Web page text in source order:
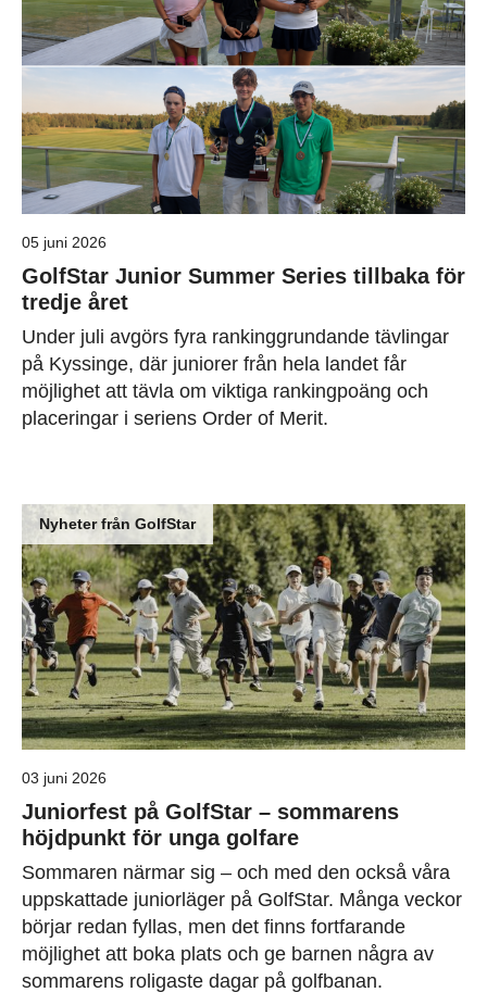
05 juni 2026
GolfStar Junior Summer Series tillbaka för
tredje året
Under juli avgörs fyra rankinggrundande tävlingar
på Kyssinge, där juniorer från hela landet får
möjlighet att tävla om viktiga rankingpoäng och
placeringar i seriens Order of Merit.
Nyheter från GolfStar
03 juni 2026
Juniorfest på GolfStar – sommarens
höjdpunkt för unga golfare
Sommaren närmar sig – och med den också våra
uppskattade juniorläger på GolfStar. Många veckor
börjar redan fyllas, men det finns fortfarande
möjlighet att boka plats och ge barnen några av
sommarens roligaste dagar på golfbanan.